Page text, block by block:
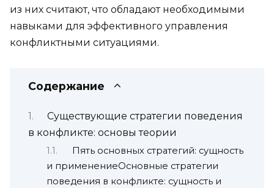
из них считают, что обладают необходимыми
навыками для эффективного управления
конфликтными ситуациями.
Содержание
Существующие стратегии поведения
в конфликте: основы теории
Пять основных стратегий: сущность
и применениеОсновные стратегии
поведения в конфликте: сущность и